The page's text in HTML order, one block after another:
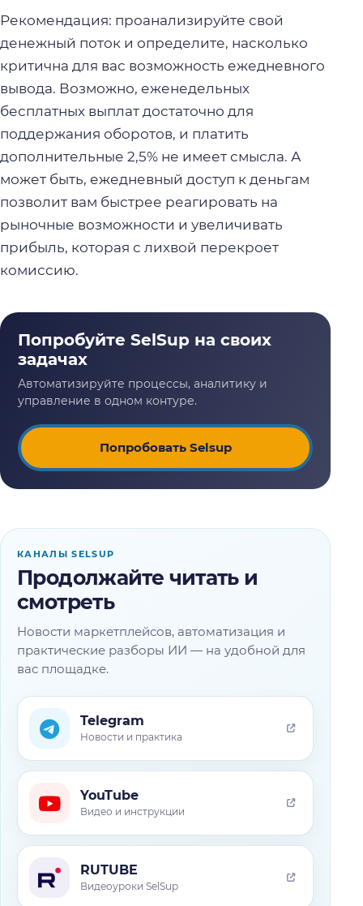
Рекомендация: проанализируйте свой
денежный поток и определите, насколько
критична для вас возможность ежедневного
вывода. Возможно, еженедельных
бесплатных выплат достаточно для
поддержания оборотов, и платить
дополнительные 2,5% не имеет смысла. А
может быть, ежедневный доступ к деньгам
позволит вам быстрее реагировать на
рыночные возможности и увеличивать
прибыль, которая с лихвой перекроет
комиссию.
Попробовать Selsup
КАНАЛЫ SELSUP
Продолжайте читать и
смотреть
Новости маркетплейсов, автоматизация и
практические разборы ИИ — на удобной для
вас площадке.
Telegram
Новости и практика
YouTube
Видео и инструкции
RUTUBE
Видеоуроки SelSup